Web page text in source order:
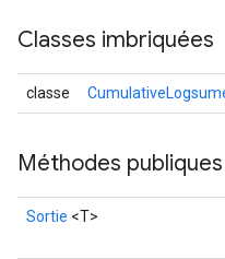
Classes imbriquées
classe
Méthodes publiques
Sortie <T>